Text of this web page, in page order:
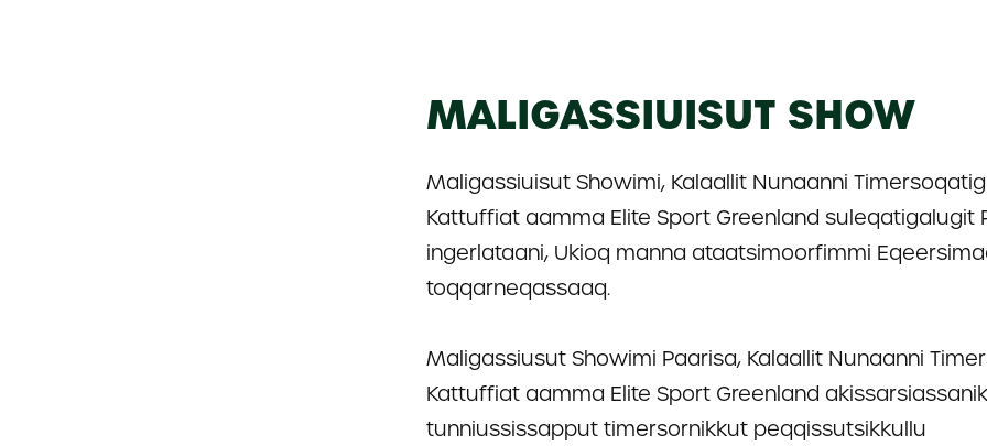
MALIGASSIUISUT SHOW
Maligassiuisut Showimi, Kalaallit Nunaanni
Kattuffiat aamma Elite Sport Greenland suleqatigalugit
ingerlataani, Ukioq manna ataatsimoorfimmi
toqqarneqassaaq.
Maligassiusut Showimi Paarisa, Kalaallit Nunaanni
Kattuffiat aamma Elite Sport Greenland akissarsiassanik
tunniussissapput timersornikkut peqqissutsikkullu